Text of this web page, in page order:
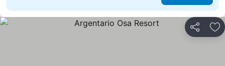
공유 즐